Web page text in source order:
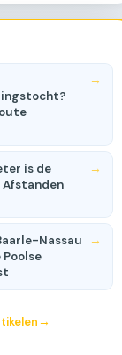
is de
Nassau